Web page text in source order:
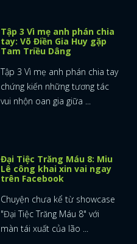
Tập 3 Vì mẹ anh phán chia
tay: Võ Điền Gia Huy gặp
Tam Triều Dâng
Tập 3 Vì mẹ anh phán chia tay
chứng kiến những tương tác
vui nhộn oan gia giữa ...
Đại Tiệc Trăng Máu 8: Miu
Lê công khai xin vai ngay
trên Facebook
Chuyện chưa kể từ showcase
"Đại Tiệc Trăng Máu 8" với
màn tái xuất của lão ...